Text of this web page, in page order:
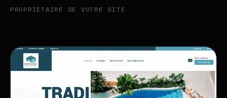
PROPRIÉTAIRE DE VOTRE SITE